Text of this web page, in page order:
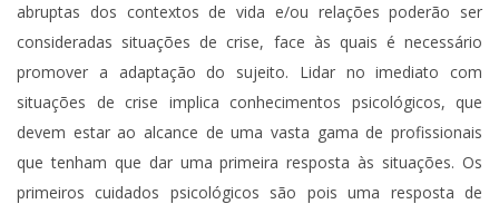
abruptas dos contextos de vida e/ou relações poderão ser
consideradas situações de crise, face às quais é necessário
promover a adaptação do sujeito. Lidar no imediato com
situações de crise implica conhecimentos psicológicos, que
devem estar ao alcance de uma vasta gama de profissionais
que tenham que dar uma primeira resposta às situações. Os
primeiros cuidados psicológicos são pois uma resposta de